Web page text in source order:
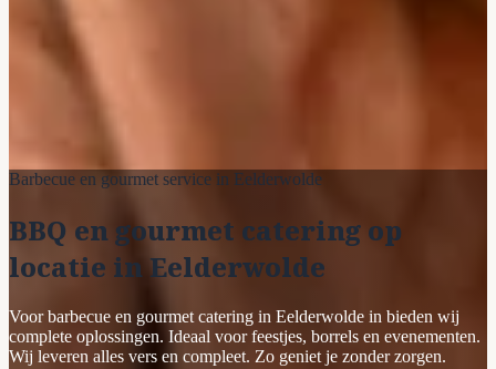
Barbecue en gourmet service in Eelderwolde
BBQ en gourmet catering op
locatie in Eelderwolde
Voor barbecue en gourmet catering in Eelderwolde in bieden wij
complete oplossingen. Ideaal voor feestjes, borrels en evenementen.
Wij leveren alles vers en compleet. Zo geniet je zonder zorgen.